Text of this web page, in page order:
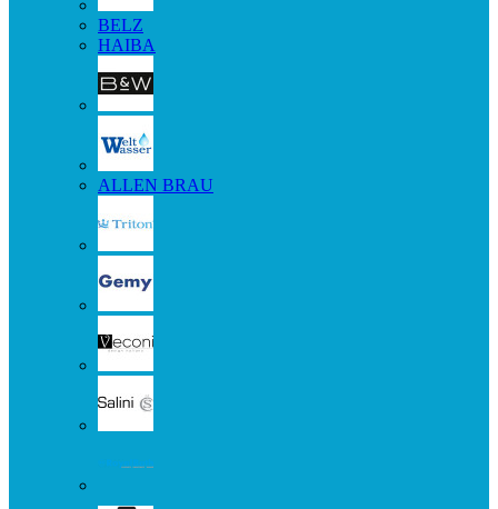
BELZ
HAIBA
ALLEN BRAU